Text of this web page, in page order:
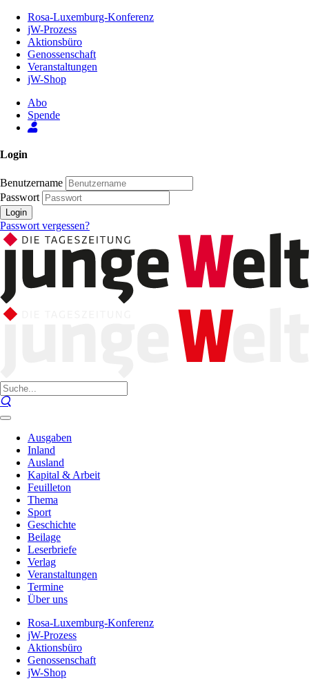
Inhalt
Seite
Rosa-Luxemburg-Konferenz
jW-Prozess
Aktionsbüro
Genossenschaft
Veranstaltungen
jW-Shop
Abo
Spende
Login
Benutzername
Passwort
Login
Passwort vergessen?
Ausgaben
Inland
Ausland
Kapital & Arbeit
Feuilleton
Thema
Sport
Geschichte
Beilage
Leserbriefe
Verlag
Veranstaltungen
Termine
Über uns
Rosa-Luxemburg-Konferenz
jW-Prozess
Aktionsbüro
Genossenschaft
jW-Shop